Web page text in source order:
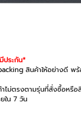
ประกัน*
สินค้าให้อย่างดี พ
ม่ตรงตามรุ่นที่สั่งซื้อหรือ
ใน 7 วัน